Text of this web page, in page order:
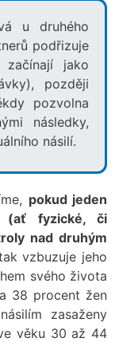
u druhého
podřizuje
začínají jako
později
pozvolna
následky,
násilí.
pokud jeden
(ať fyzické, či
nad druhým
vzbuzuje jeho
svého života
38 procent žen
zasaženy
věku 30 až 44